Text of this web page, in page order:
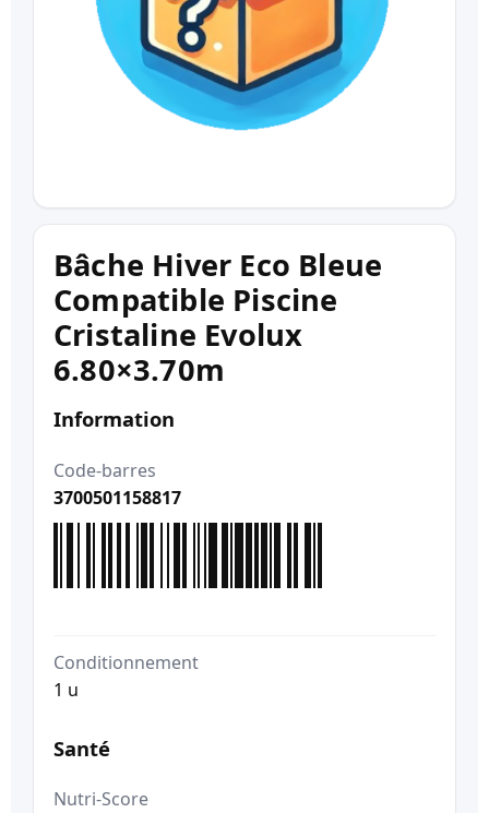
Bâche Hiver Eco Bleue
Compatible Piscine
Cristaline Evolux
6.80×3.70m
Information
Code-barres
3700501158817
Conditionnement
1 u
Santé
Nutri-Score